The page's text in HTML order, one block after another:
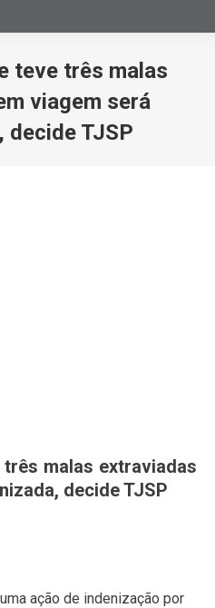
teve três malas
viagem será
decide TJSP
malas extraviadas
decide TJSP
ação de indenização por